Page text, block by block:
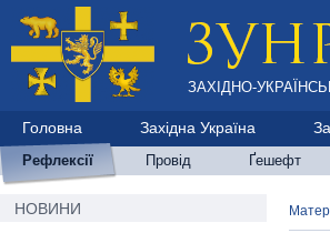
ЗАХІДНО-
Головна Західна Україна
Рефлексії Провід Ґешефт
НОВИНИ